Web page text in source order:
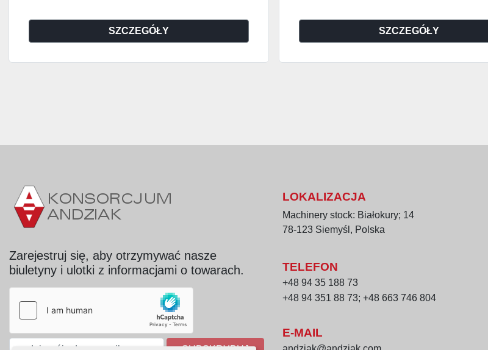
SZCZEGÓŁY SZCZEGÓŁY
Zarejestruj się, aby otrzymywać nasze
biuletyny i ulotki z informacjami o towarach.
LOKALIZACJA
Machinery stock: Białokury; 14
78-123 Siemyśl, Polska
TELEFON
+48 94 35 188 73
+48 94 351 88 73; +48 663 746 804
E-MAIL